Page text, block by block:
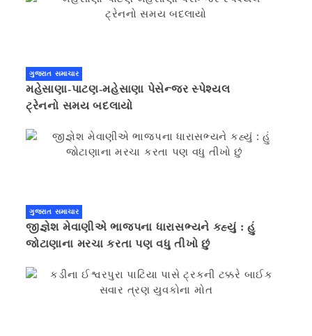
ગુજરાત સમાચાર
મહેસાણા-પાટણ-મહેસાણા પેસેન્જર સ્પેશ્યલ
ટ્રેનનો સમય બદલાયો
ગુજરાત સમાચાર
જીજ્ઞેશ મેવાણીએ ભાજપના ધારાસભ્યને કહ્યું : હું
જોટાણાના મરચા કરતા પણ વધુ તીખો છું